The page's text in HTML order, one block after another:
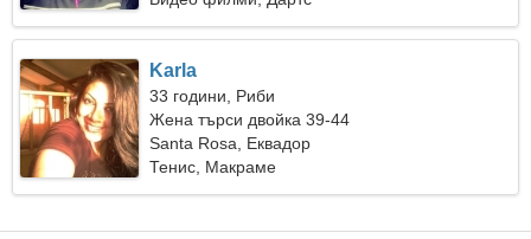
Karla
33 години, Риби
Жена търси двойка 39-44
Santa Rosa, Еквадор
Тенис, Макраме